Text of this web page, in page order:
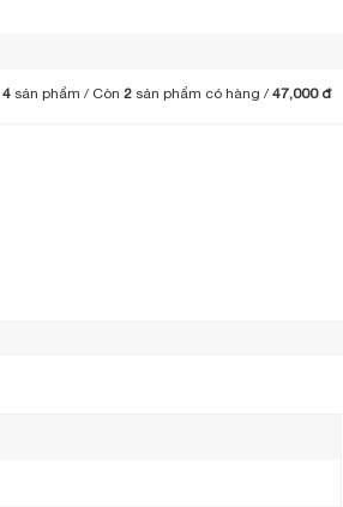
4 sản phẩm / Còn 2 sản phẩm có hàng / 47,000 đ